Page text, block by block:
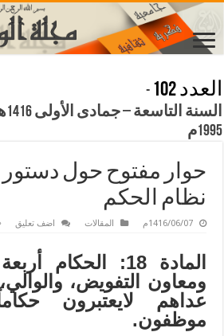
العدد 102
-
1995م
حوار مفتوح حول دستور
نظام الحكم
1416/06/07م المقالات اضف تعليق
المادة 18: الحكام
ومعاون التفويض،
عداهم لايعتبرون
موظفون.